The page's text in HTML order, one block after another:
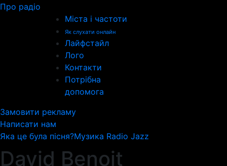
Про радіо
Міста і частоти
Як слухати онлайн
Лайфстайл
Лого
Контакти
Потрібна
допомога
Замовити рекламу
Написати нам
Яка це була пісня?Музика Radio Jazz
David Benoit